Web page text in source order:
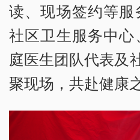
读、现场签约等
社区卫生服务中
庭医生团队代表及
聚现场，共赴健康